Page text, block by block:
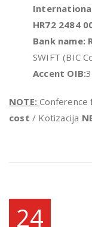
HR72 2484
Bank name:
SWIFT (BIC
Accent OIB:
NOTE: Conference
cost / Kotizacija
24